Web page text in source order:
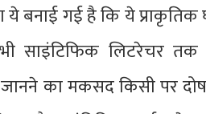
बनाई गई है कि ये
साइंटिफिक लिटरेचर तक
का मकसद किसी पर